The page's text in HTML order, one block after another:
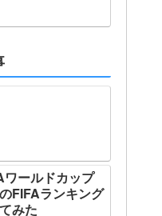
ワールドカップ
FIFAランキング
みた